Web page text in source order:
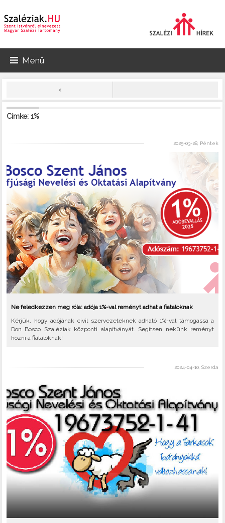
Menü
<
Címke: 1%
2025-03-28, Péntek
Ne feledkezzen meg róla: adója 1%-val reményt adhat a fiataloknak
Kérjük, hogy adójának civil szervezeteknek adható 1%-val támogassa a
Don Bosco Szaléziak központi alapítványát. Segítsen nekünk reményt
hozni a fiataloknak!
2024-04-10, Szerda